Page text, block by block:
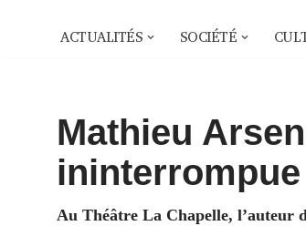
ACTUALITÉS SOCIÉTÉ
Mathieu
ininterrompue
Au Théâtre La Chapelle, l’auteur